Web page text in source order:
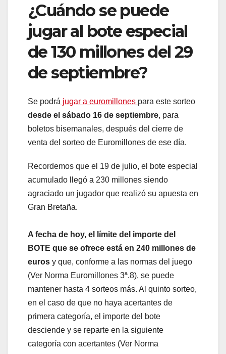
¿Cuándo se puede
jugar al bote especial
de 130 millones del 29
de septiembre?
Se podrá jugar a euromillones para este sorteo
desde el sábado 16 de septiembre, para
boletos bisemanales, después del cierre de
venta del sorteo de Euromillones de ese día.
Recordemos que el 19 de julio, el bote especial
acumulado llegó a 230 millones siendo
agraciado un jugador que realizó su apuesta en
Gran Bretaña.
A fecha de hoy, el límite del importe del
BOTE que se ofrece está en 240 millones de
euros y que, conforme a las normas del juego
(Ver Norma Euromillones 3ª.8), se puede
mantener hasta 4 sorteos más. Al quinto sorteo,
en el caso de que no haya acertantes de
primera categoría, el importe del bote
desciende y se reparte en la siguiente
categoría con acertantes (Ver Norma